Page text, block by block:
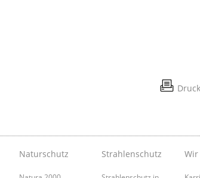
Naturschutz Strahlenschutz